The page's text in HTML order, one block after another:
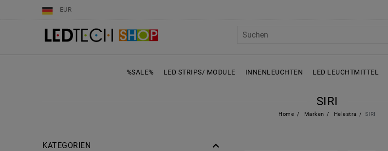
EUR
%SALE% LED STRIPS/ MODULE INNENLEUCHTEN LED LEUCHTMITTEL
SIRI
Home Marken Helestra SIRI
KATEGORIEN